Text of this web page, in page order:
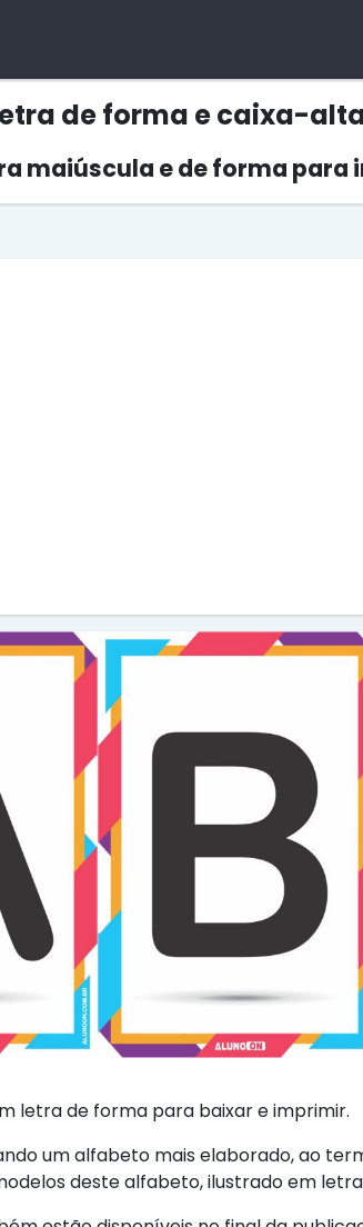
de forma e caixa-
maiúscula e de forma para
letra de forma para baixar e imprimir.
um alfabeto mais elaborado, ao
deste alfabeto, ilustrado em letra